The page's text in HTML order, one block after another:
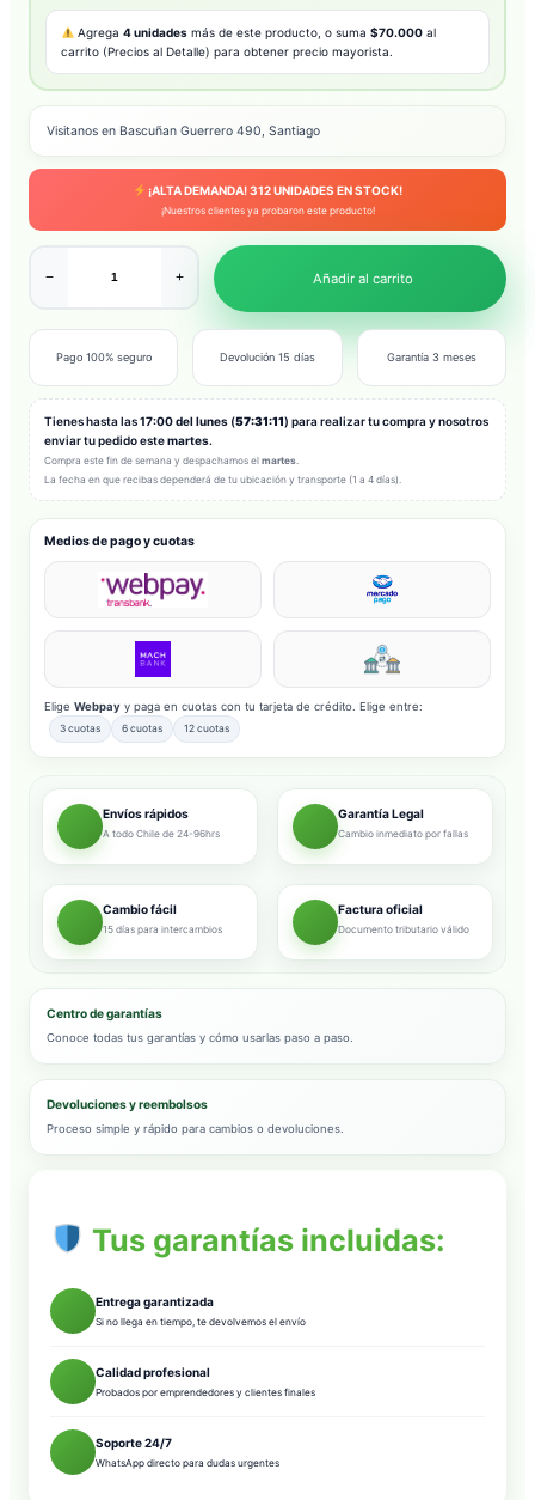
Agrega4 unidades más de este producto, o suma$70.000 al
carrito (Precios al Detalle) para obtener precio mayorista.
Visitanos en Bascuñan Guerrero 490, Santiago
¡ALTA DEMANDA!312UNIDADES EN STOCK!
¡Nuestros clientes ya probaron este producto!
− + Añadir al carrito
Pago 100% seguro Devolución 15 días Garantía 3 meses
Tienes hasta las17:00 del lunes (57:31:09 ) para realizar tu compra y
nosotros enviar tu pedido este
Compra este fin de semana y despachamos el martes
La fecha en que recibas dependerá de tu ubicación y transporte (1 a 4 días).
Medios de pago y cuotas
Elige Webpay y paga en cuotas con tu tarjeta de crédito. Elige entre:
3 cuotas 6 cuotas 12 cuotas
Envíos rápidos
A todo Chile de 24-96hrs
Garantía Legal
Cambio inmediato por fallas
Cambio fácil
15 días para intercambios
Factura oficial
Documento tributario válido
Centro de garantías
Conoce todas tus garantías y cómo usarlas paso a paso.
Devoluciones y reembolsos
Proceso simple y rápido para cambios o devoluciones.
Tus garantías incluidas:
Entrega garantizada
Si no llega en tiempo, te devolvemos el envío
Calidad profesional
Probados por emprendedores y clientes finales
Soporte 24/7
WhatsApp directo para dudas urgentes